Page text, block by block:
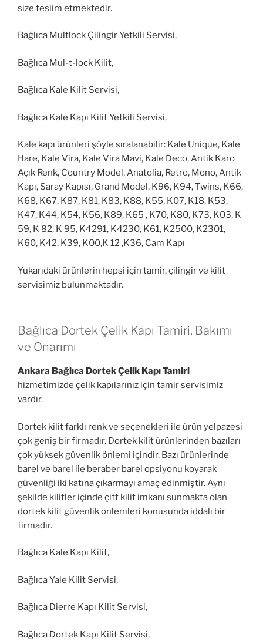
size teslim etmektedir.
Bağlıca Multlock Çilingir Yetkili Servisi,
Bağlıca Mul-t-lock Kilit,
Bağlıca Kale Kilit Servisi,
Bağlıca Kale Kapı Kilit Yetkili Servisi,
Kale kapı ürünleri şöyle sıralanabilir: Kale Unique, Kale
Hare, Kale Vira, Kale Vira Mavi, Kale Deco, Antik Karo
Açık Renk, Country Model, Anatolia, Retro, Mono, Antik
Kapı, Saray Kapısı, Grand Model, K96, K94, Twins, K66,
K68, K67, K87, K81, K83, K88, K55, K07, K18, K53,
K47, K44, K54, K56, K89, K65 , K70, K80, K73, K03, K
59, K 82, K 95, K4291, K4230, K61, K2500, K2301,
K60, K42, K39, K00,K 12 ,K36, Cam Kapı
Yukarıdaki ürünlerin hepsi için tamir, çilingir ve kilit
servisimiz bulunmaktadır.
Bağlıca Dortek Çelik Kapı Tamiri, Bakımı
ve Onarımı
Ankara Bağlıca Dortek Çelik Kapı Tamiri
hizmetimizde çelik kapılarınız için tamir servisimiz
vardır.
Dortek kilit farklı renk ve seçenekleri ile ürün yelpazesi
çok geniş bir firmadır. Dortek kilit ürünlerinden bazıları
çok yüksek güvenlik önlemi içindir. Bazı ürünlerinde
barel ve barel ile beraber barel opsiyonu koyarak
güvenliği iki katına çıkarmayı amaç edinmiştir. Aynı
şekilde kilitler içinde çift kilit imkanı sunmakta olan
dortek kilit güvenlik önlemleri konusunda iddalı bir
firmadır.
Bağlıca Kale Kapı Kilit,
Bağlıca Yale Kilit Servisi,
Bağlıca Dierre Kapı Kilit Servisi,
Bağlıca Dortek Kapı Kilit Servisi,